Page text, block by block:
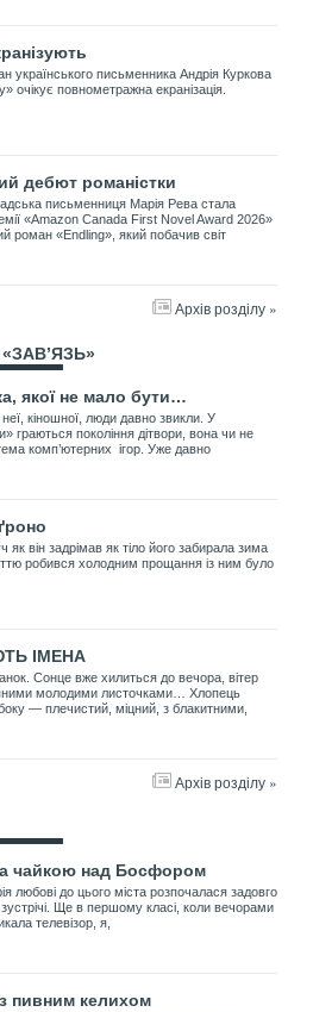
українського письменника Андрія Куркова
очікує повнометражна екранізація.
дебют романістки
письменниця Марія Рева стала
«Amazon Canada First Novel Award 2026»
роман «Endling», який побачив світ
Архів розділу »
якої не мало бути…
неї, кіношної, люди давно звикли. У
граються покоління дітвори, вона чи не
комп’ютерних ігор. Уже давно
як він задрімав як тіло його забирала зима
робився холодним прощання із ним було
ІМЕНА
Сонце вже хилиться до вечора, вітер
молодими листочками… Хлопець
— плечистий, міцний, з блакитними,
Архів розділу »
чайкою над Босфором
любові до цього міста розпочалася задовго
Ще в першому класі, коли вечорами
телевізор, я,
пивним келихом